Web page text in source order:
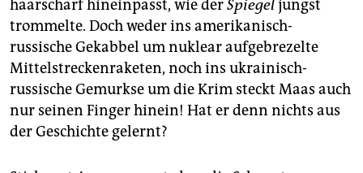
haarscharf hineinpasst, wie derSpiegeljüngst
trommelte. Doch weder ins amerikanisch-
russische Gekabbel um nuklear aufgebrezelte
Mittelstreckenraketen, noch ins ukrainisch-
russische Gemurkse um die Krim steckt Maas auch
nur seinen Finger hinein! Hat er denn nichts aus
der Geschichte gelernt?